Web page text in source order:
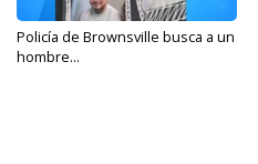
Policía de Brownsville busca a un
hombre...